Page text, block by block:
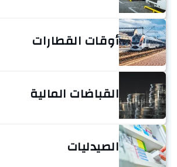
أوقات القطارات
القباضات المالية
الصيدليات